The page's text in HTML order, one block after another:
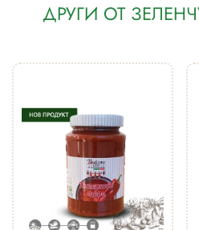
ДРУГИ ОТ